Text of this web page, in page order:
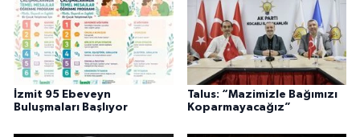
İzmit 95 Ebeveyn
Buluşmaları Başlıyor
Talus: “Mazimizle Bağımızı
Koparmayacağız”